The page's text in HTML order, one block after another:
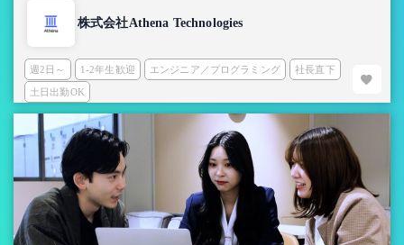
株式会社Athena Technologies
週2日～ 1-2年生歓迎 エンジニア／プログラミング 社長直下
土日出勤OK